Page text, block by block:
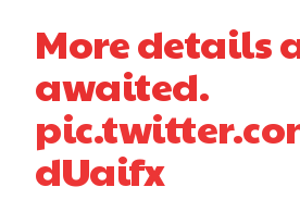
More details
awaited.
dUaifx